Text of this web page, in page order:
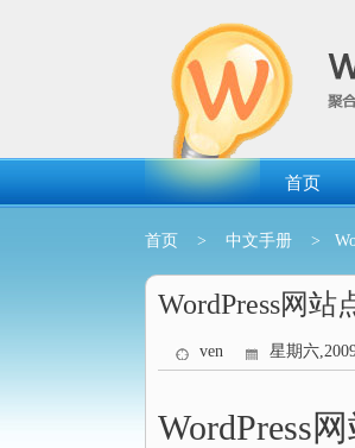
首页
首页 > 中文手册 >
WordPress网站
ven 星期六
WordPress